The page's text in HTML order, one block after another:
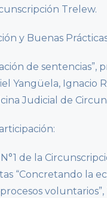
Trelew.
y Buenas
de
Yangüela, Ignacio
Judicial de
de la
“Concretando la
voluntarios”,